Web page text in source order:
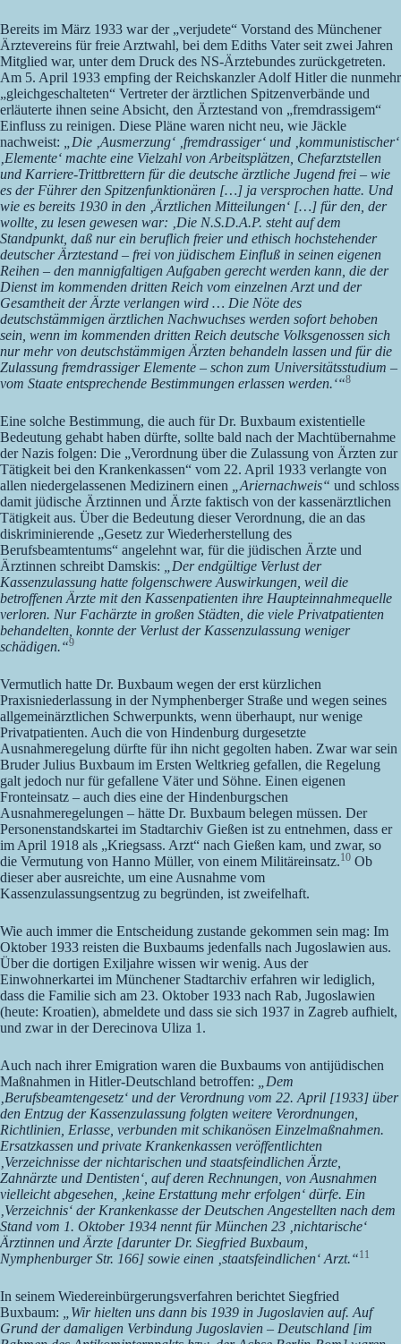
Bereits im März 1933 war der „verjudete“ Vorstand des Münchener
Ärztevereins für freie Arztwahl, bei dem Ediths Vater seit zwei Jahren
Mitglied war, unter dem Druck des NS-Ärztebundes zurückgetreten.
Am 5. April 1933 empfing der Reichskanzler Adolf Hitler die nunmehr
„gleichgeschalteten“ Vertreter der ärztlichen Spitzenverbände und
erläuterte ihnen seine Absicht, den Ärztestand von „fremdrassigem“
Einfluss zu reinigen. Diese Pläne waren nicht neu, wie Jäckle
nachweist:
„Die ‚Ausmerzung‘ ‚fremdrassiger‘ und ‚kommunistischer‘
‚Elemente‘ machte eine Vielzahl von Arbeitsplätzen, Chefarztstellen
und Karriere-Trittbrettern für die deutsche ärztliche Jugend frei – wie
es der Führer den Spitzenfunktionären […] ja versprochen hatte. Und
wie es bereits 1930 in den ‚Ärztlichen Mitteilungen‘ […] für den, der
wollte, zu lesen gewesen war: ‚Die N.S.D.A.P. steht auf dem
Standpunkt, daß nur ein beruflich freier und ethisch hochstehender
deutscher Ärztestand – frei von jüdischem Einfluß in seinen eigenen
Reihen – den mannigfaltigen Aufgaben gerecht werden kann, die der
Dienst im kommenden dritten Reich vom einzelnen Arzt und der
Gesamtheit der Ärzte verlangen wird … Die Nöte des
deutschstämmigen ärztlichen Nachwuchses werden sofort behoben
sein, wenn im kommenden dritten Reich deutsche Volksgenossen sich
nur mehr von deutschstämmigen Ärzten behandeln lassen und für die
Zulassung fremdrassiger Elemente – schon zum Universitätsstudium –
vom Staate entsprechende Bestimmungen erlassen werden.‘“8
Eine solche Bestimmung, die auch für Dr. Buxbaum existentielle
Bedeutung gehabt haben dürfte, sollte bald nach der Machtübernahme
der Nazis folgen: Die „Verordnung über die Zulassung von Ärzten zur
Tätigkeit bei den Krankenkassen“ vom 22. April 1933 verlangte von
allen niedergelassenen Medizinern einen
„Ariernachweis“ und schloss
damit jüdische Ärztinnen und Ärzte faktisch von der kassenärztlichen
Tätigkeit aus. Über die Bedeutung dieser Verordnung, die an das
diskriminierende „Gesetz zur Wiederherstellung des
Berufsbeamtentums“ angelehnt war, für die jüdischen Ärzte und
Ärztinnen schreibt Damskis:
„Der endgültige Verlust der
Kassenzulassung hatte folgenschwere Auswirkungen, weil die
betroffenen Ärzte mit den Kassenpatienten ihre Haupteinnahmequelle
verloren. Nur Fachärzte in großen Städten, die viele Privatpatienten
behandelten, konnte der Verlust der Kassenzulassung weniger
schädigen.“9
Vermutlich hatte Dr. Buxbaum wegen der erst kürzlichen
Praxisniederlassung in der Nymphenberger Straße und wegen seines
allgemeinärztlichen Schwerpunkts, wenn überhaupt, nur wenige
Privatpatienten. Auch die von Hindenburg durgesetzte
Ausnahmeregelung dürfte für ihn nicht gegolten haben. Zwar war sein
Bruder Julius Buxbaum im Ersten Weltkrieg gefallen, die Regelung
galt jedoch nur für gefallene Väter und Söhne. Einen eigenen
Fronteinsatz – auch dies eine der Hindenburgschen
Ausnahmeregelungen – hätte Dr. Buxbaum belegen müssen. Der
Personenstandskartei im Stadtarchiv Gießen ist zu entnehmen, dass er
im April 1918 als „Kriegsass. Arzt“ nach Gießen kam, und zwar, so
die Vermutung von Hanno Müller, von einem Militäreinsatz.10 Ob
dieser aber ausreichte, um eine Ausnahme vom
Kassenzulassungsentzug zu begründen, ist zweifelhaft.
Wie auch immer die Entscheidung zustande gekommen sein mag: Im
Oktober 1933 reisten die Buxbaums jedenfalls nach Jugoslawien aus.
Über die dortigen Exiljahre wissen wir wenig. Aus der
Einwohnerkartei im Münchener Stadtarchiv erfahren wir lediglich,
dass die Familie sich am 23. Oktober 1933 nach Rab, Jugoslawien
(heute: Kroatien), abmeldete und dass sie sich 1937 in Zagreb aufhielt,
und zwar in der Derecinova Uliza 1.
Auch nach ihrer Emigration waren die Buxbaums von antijüdischen
Maßnahmen in Hitler-Deutschland betroffen:
„Dem
‚Berufsbeamtengesetz‘ und der Verordnung vom 22. April [1933] über
den Entzug der Kassenzulassung folgten weitere Verordnungen,
Richtlinien, Erlasse, verbunden mit schikanösen Einzelmaßnahmen.
Ersatzkassen und private Krankenkassen veröffentlichten
‚Verzeichnisse der nichtarischen und staatsfeindlichen Ärzte,
Zahnärzte und Dentisten‘, auf deren Rechnungen, von Ausnahmen
vielleicht abgesehen, ‚keine Erstattung mehr erfolgen‘ dürfe. Ein
‚Verzeichnis‘ der Krankenkasse der Deutschen Angestellten nach dem
Stand vom 1. Oktober 1934 nennt für München 23 ‚nichtarische‘
Ärztinnen und Ärzte [darunter Dr. Siegfried Buxbaum,
Nymphenburger Str. 166] sowie einen ‚staatsfeindlichen‘ Arzt.“11
In seinem Wiedereinbürgerungsverfahren berichtet Siegfried
Buxbaum:
„Wir hielten uns dann bis 1939 in Jugoslavien auf. Auf
Grund der damaligen Verbindung Jugoslavien – Deutschland [im